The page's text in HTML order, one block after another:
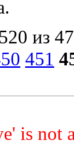
из
451
is not